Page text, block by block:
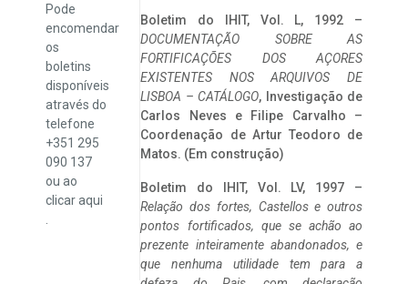
Pode
encomendar
os
boletins
disponíveis
através do
telefone
+351 295
090 137
ou ao
clicaraqui
Boletim do IHIT, Vol. L, 1992 –
DOCUMENTAÇÃO SOBRE AS
FORTIFICAÇÕES DOS AÇORES
EXISTENTES NOS ARQUIVOS DE
LISBOA – CATÁLOGO, Investigação de
Carlos Neves e Filipe Carvalho –
Coordenação de Artur Teodoro de
Matos. (Em construção)
Boletim do IHIT, Vol. LV, 1997 –
Relação dos fortes, Castellos e outros
pontos fortificados, que se achão ao
prezente inteiramente abandonados, e
que nenhuma utilidade tem para a